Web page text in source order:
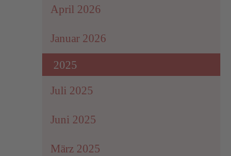
April 2026
Januar 2026
2025
Juli 2025
Juni 2025
März 2025